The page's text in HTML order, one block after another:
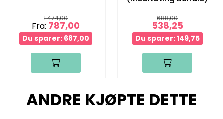
1.474,00
Fra: 787,00
Du sparer: 687,00
688,00
538,25
Du sparer: 149,75
ANDRE KJØPTE DETTE